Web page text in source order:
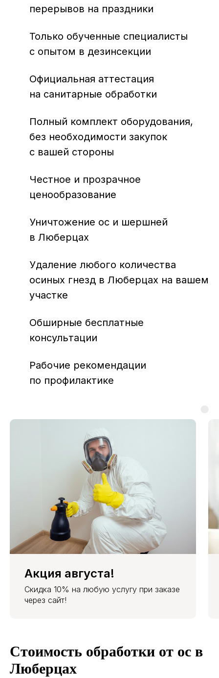
перерывов на праздники
Только обученные специалисты
с опытом в дезинсекции
Официальная аттестация
на санитарные обработки
Полный комплект оборудования,
без необходимости закупок
с вашей стороны
Честное и прозрачное
ценообразование
Уничтожение ос и шершней
в Люберцах
Удаление любого количества
осиных гнезд в Люберцах на вашем
участке
Обширные бесплатные
консультации
Рабочие рекомендации
по профилактике
Акция августа!
Скидка 10% на любую услугу при заказе
через сайт!
Стоимость обработки от ос в
Люберцах
Обработка от ос со скидкой
10%
+7